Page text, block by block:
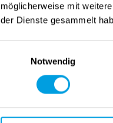
möglicherweise mit
der Dienste gesammelt
Notwendig
Es